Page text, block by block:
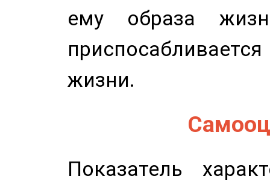
ему образа
жизни.
Показатель